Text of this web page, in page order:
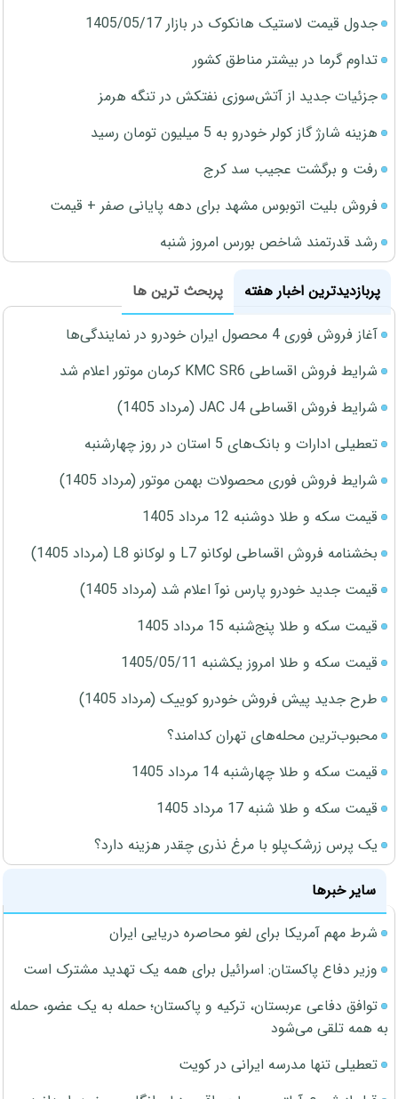
جدول قیمت لاستیک هانکوک در بازار 1405/05/17
تداوم گرما در بیشتر مناطق کشور
جزئیات جدید از آتش‌سوزی نفتکش در تنگه هرمز
هزینه شارژ گاز کولر خودرو به 5 میلیون تومان رسید
رفت و برگشت عجیب سد کرج
فروش بلیت اتوبوس مشهد برای دهه پایانی صفر + قیمت
رشد قدرتمند شاخص بورس امروز شنبه
پربازدیدترین اخبار هفته
پربحث ترین ها
آغاز فروش فوری 4 محصول ایران خودرو در نمایندگی‌ها
شرایط فروش اقساطی KMC SR6 کرمان موتور اعلام شد
شرایط فروش اقساطی JAC J4 (مرداد 1405)
تعطیلی ادارات و بانک‌های 5 استان در روز چهارشنبه
شرایط فروش فوری محصولات بهمن موتور (مرداد 1405)
قیمت سکه و طلا دوشنبه 12 مرداد 1405
بخشنامه فروش اقساطی لوکانو L7 و لوکانو L8 (مرداد 1405)
قیمت جدید خودرو پارس نوآ اعلام شد (مرداد 1405)
قیمت سکه و طلا پنج‌شنبه 15 مرداد 1405
قیمت سکه و طلا امروز یکشنبه 1405/05/11
طرح جدید پیش فروش خودرو کوییک (مرداد 1405)
محبوب‌ترین محله‌های تهران کدامند؟
قیمت سکه و طلا چهارشنبه 14 مرداد 1405
قیمت سکه و طلا شنبه 17 مرداد 1405
یک پرس زرشک‌پلو با مرغ نذری چقدر هزینه دارد؟
سایر خبرها
شرط مهم آمریکا برای لغو محاصره دریایی ایران
وزیر دفاع پاکستان: اسرائیل برای همه یک تهدید مشترک است
توافق دفاعی عربستان، ترکیه و پاکستان؛ حمله به یک عضو، حمله
به همه تلقی می‌شود
تعطیلی تنها مدرسه ایرانی در کویت